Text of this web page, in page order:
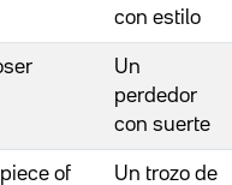
con estilo
Un
perdedor
con suerte
of
Un trozo de